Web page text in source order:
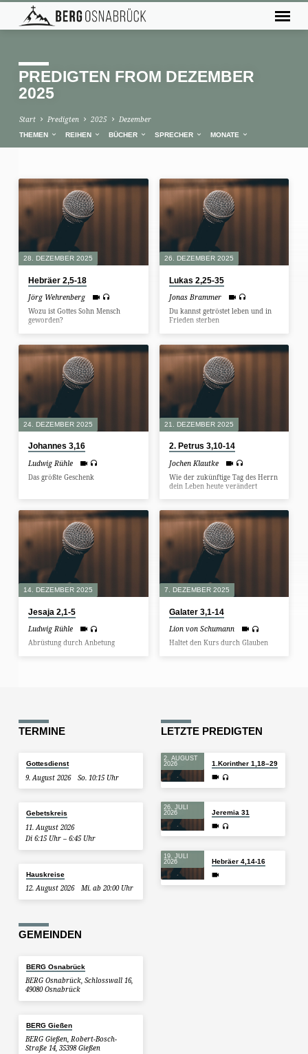
PREDIGTEN FROM DEZEMBER
2025
Start Predigten 2025 Dezember
THEMEN REIHEN BÜCHER SPRECHER MONATE
PREDIGTEN
FROM
DEZEMBER
2025
28. DEZEMBER 2025
Hebräer 2,5-18
Jörg Wehrenberg
Wozu ist Gottes Sohn Mensch
geworden?
26. DEZEMBER 2025
Lukas 2,25-35
Jonas Brammer
Du kannst getröstet leben und in
Frieden sterben
24. DEZEMBER 2025
Johannes 3,16
Ludwig Rühle
Das größte Geschenk
21. DEZEMBER 2025
2. Petrus 3,10-14
Jochen Klautke
Wie der zukünftige Tag des Herrn
dein Leben heute verändert
14. DEZEMBER 2025
Jesaja 2,1-5
Ludwig Rühle
Abrüstung durch Anbetung
7. DEZEMBER 2025
Galater 3,1-14
Lion von Schumann
Haltet den Kurs durch Glauben
TERMINE
Gottesdienst
9. August 2026 So. 10:15 Uhr
Gebetskreis
11. August 2026
Di 6:15 Uhr – 6:45 Uhr
Hauskreise
12. August 2026 Mi. ab 20:00 Uhr
LETZTE PREDIGTEN
2. AUGUST
2026
1.Korinther 1,18–29
26. JULI
2026
Jeremia 31
19. JULI
2026
Hebräer 4,14-16
GEMEINDEN
BERG Osnabrück
BERG Osnabrück, Schlosswall 16,
49080 Osnabrück
BERG Gießen
BERG Gießen, Robert-Bosch-
Straße 14, 35398 Gießen